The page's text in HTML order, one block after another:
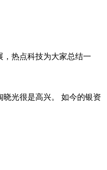
热点科技为大家总结一
光很是高兴。 如今的银资